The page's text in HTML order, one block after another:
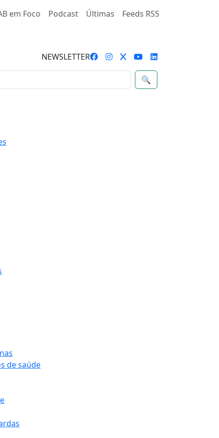
em Foco Podcast Últimas Feeds RSS
NEWSLETTER
🔍
de saúde